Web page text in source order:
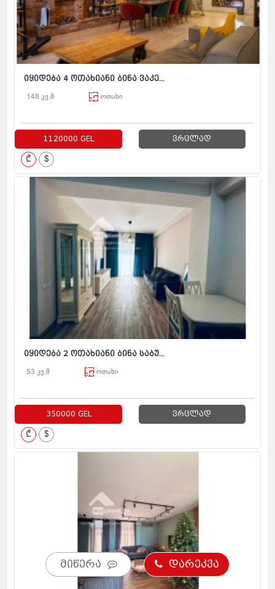
იყიდება 4 ოთახიანი ბინა ვაკე...
148 კვ.მ ოთახი
1120000 GEL ვრცლად
₾ $
იყიდება 2 ოთახიანი ბინა საბუ...
53 კვ.მ ოთახი
350000 GEL ვრცლად
₾ $
მიწერა დარეკვა